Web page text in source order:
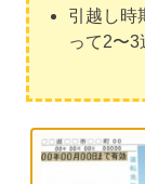
引越し時
って2〜3